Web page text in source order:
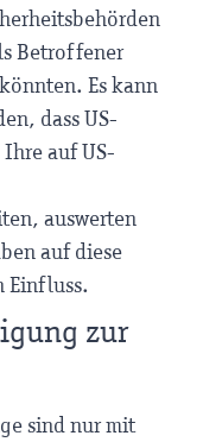
Betroffener
Es kann
dass US-
auf US-
auswerten
auf diese
Einfluss.
zur
sind nur mit